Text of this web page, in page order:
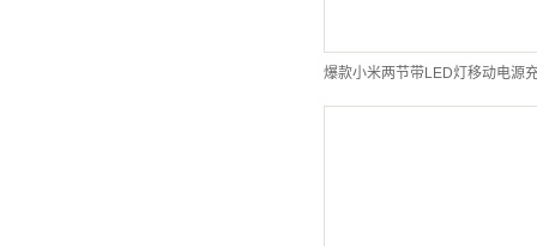
爆款小米两节带LED灯移动电源